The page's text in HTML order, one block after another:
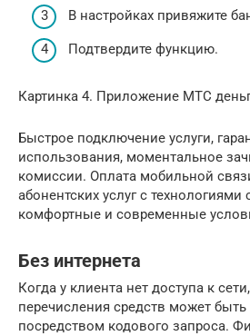
В настройках привяжите
Подтвердите функцию.
Картинка 4. Приложение МТС
Быстрое подключение услуги,
использования, моментальное
комиссии. Оплата мобильной
абонентских услуг с
комфортные и современные
Без интернета
Когда у клиента нет доступа к
перечисления средств может
посредством кодового запроса.